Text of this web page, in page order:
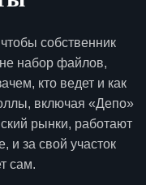
собственник
набор файлов,
кто ведет и как
включая «Депо»
рынки, работают
и за свой участок
сам.